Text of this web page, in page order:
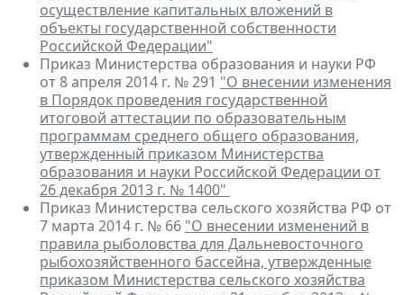
осуществление капитальных вложений в
объекты государственной собственности
Российской Федерации"
Приказ Министерства образования и науки РФ
от 8 апреля 2014 г. № 291 "О внесении изменения
в Порядок проведения государственной
итоговой аттестации по образовательным
программам среднего общего образования,
утвержденный приказом Министерства
образования и науки Российской Федерации от
26 декабря 2013 г. № 1400"
Приказ Министерства сельского хозяйства РФ от
7 марта 2014 г. № 66 "О внесении изменений в
правила рыболовства для Дальневосточного
рыбохозяйственного бассейна, утвержденные
приказом Министерства сельского хозяйства